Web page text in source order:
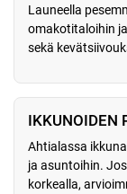
Launeella
omakotitaloihin
sekä
IKKUNOIDEN
Ahtialassa
ja asuntoihin.
korkealla,